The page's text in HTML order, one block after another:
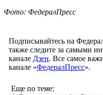
Фото: ФедералПресс
Подписывайтесь на
также следите за самыми
канале Дзен. Все самое
канале «ФедералПресс».
Еще по теме: